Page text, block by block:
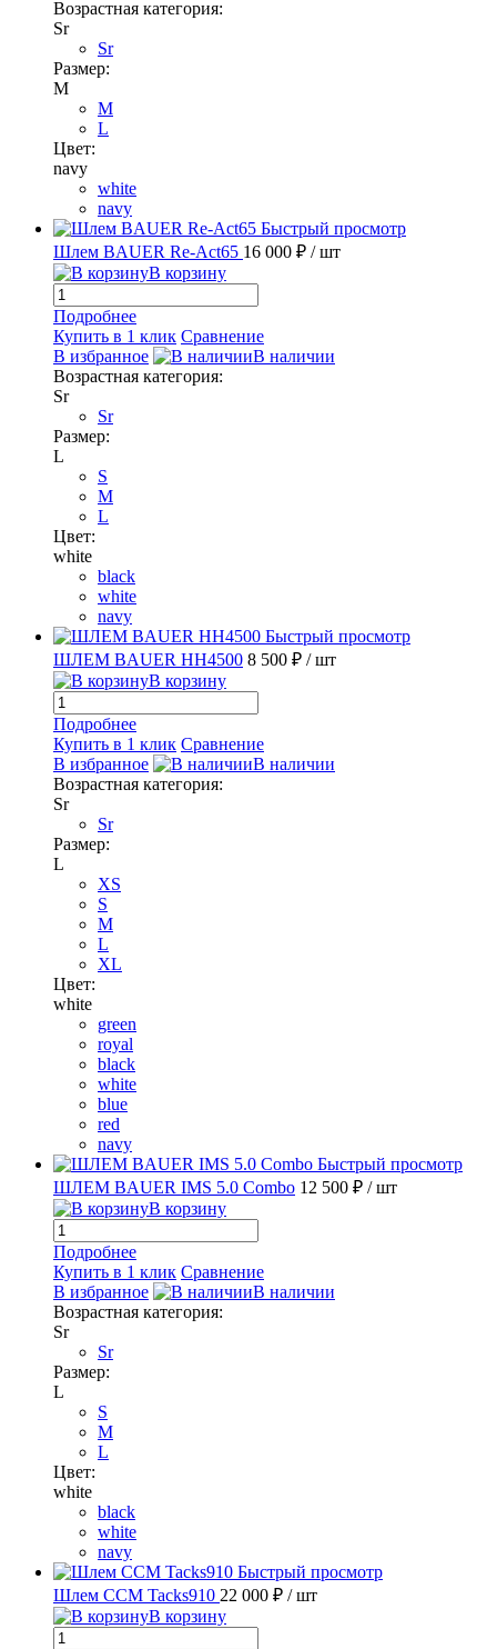
Возрастная категория:
Sr
Sr
Размер:
M
M
L
Цвет:
navy
white
navy
Быстрый просмотр
Шлем BAUER Re-Act65 16 000 ₽ / шт
В корзину
Подробнее
Купить в 1 клик Сравнение
В избранное
В наличии
Возрастная категория:
Sr
Sr
Размер:
L
S
M
L
Цвет:
white
black
white
navy
Быстрый просмотр
ШЛЕМ BAUER HH4500 8 500 ₽ / шт
В корзину
Подробнее
Купить в 1 клик Сравнение
В избранное
В наличии
Возрастная категория:
Sr
Sr
Размер:
L
XS
S
M
L
XL
Цвет:
white
green
royal
black
white
blue
red
navy
Быстрый просмотр
ШЛЕМ BAUER IMS 5.0 Combo 12 500 ₽ / шт
В корзину
Подробнее
Купить в 1 клик Сравнение
В избранное
В наличии
Возрастная категория:
Sr
Sr
Размер:
L
S
M
L
Цвет:
white
black
white
navy
Быстрый просмотр
Шлем CCM Tacks910 22 000 ₽ / шт
В корзину